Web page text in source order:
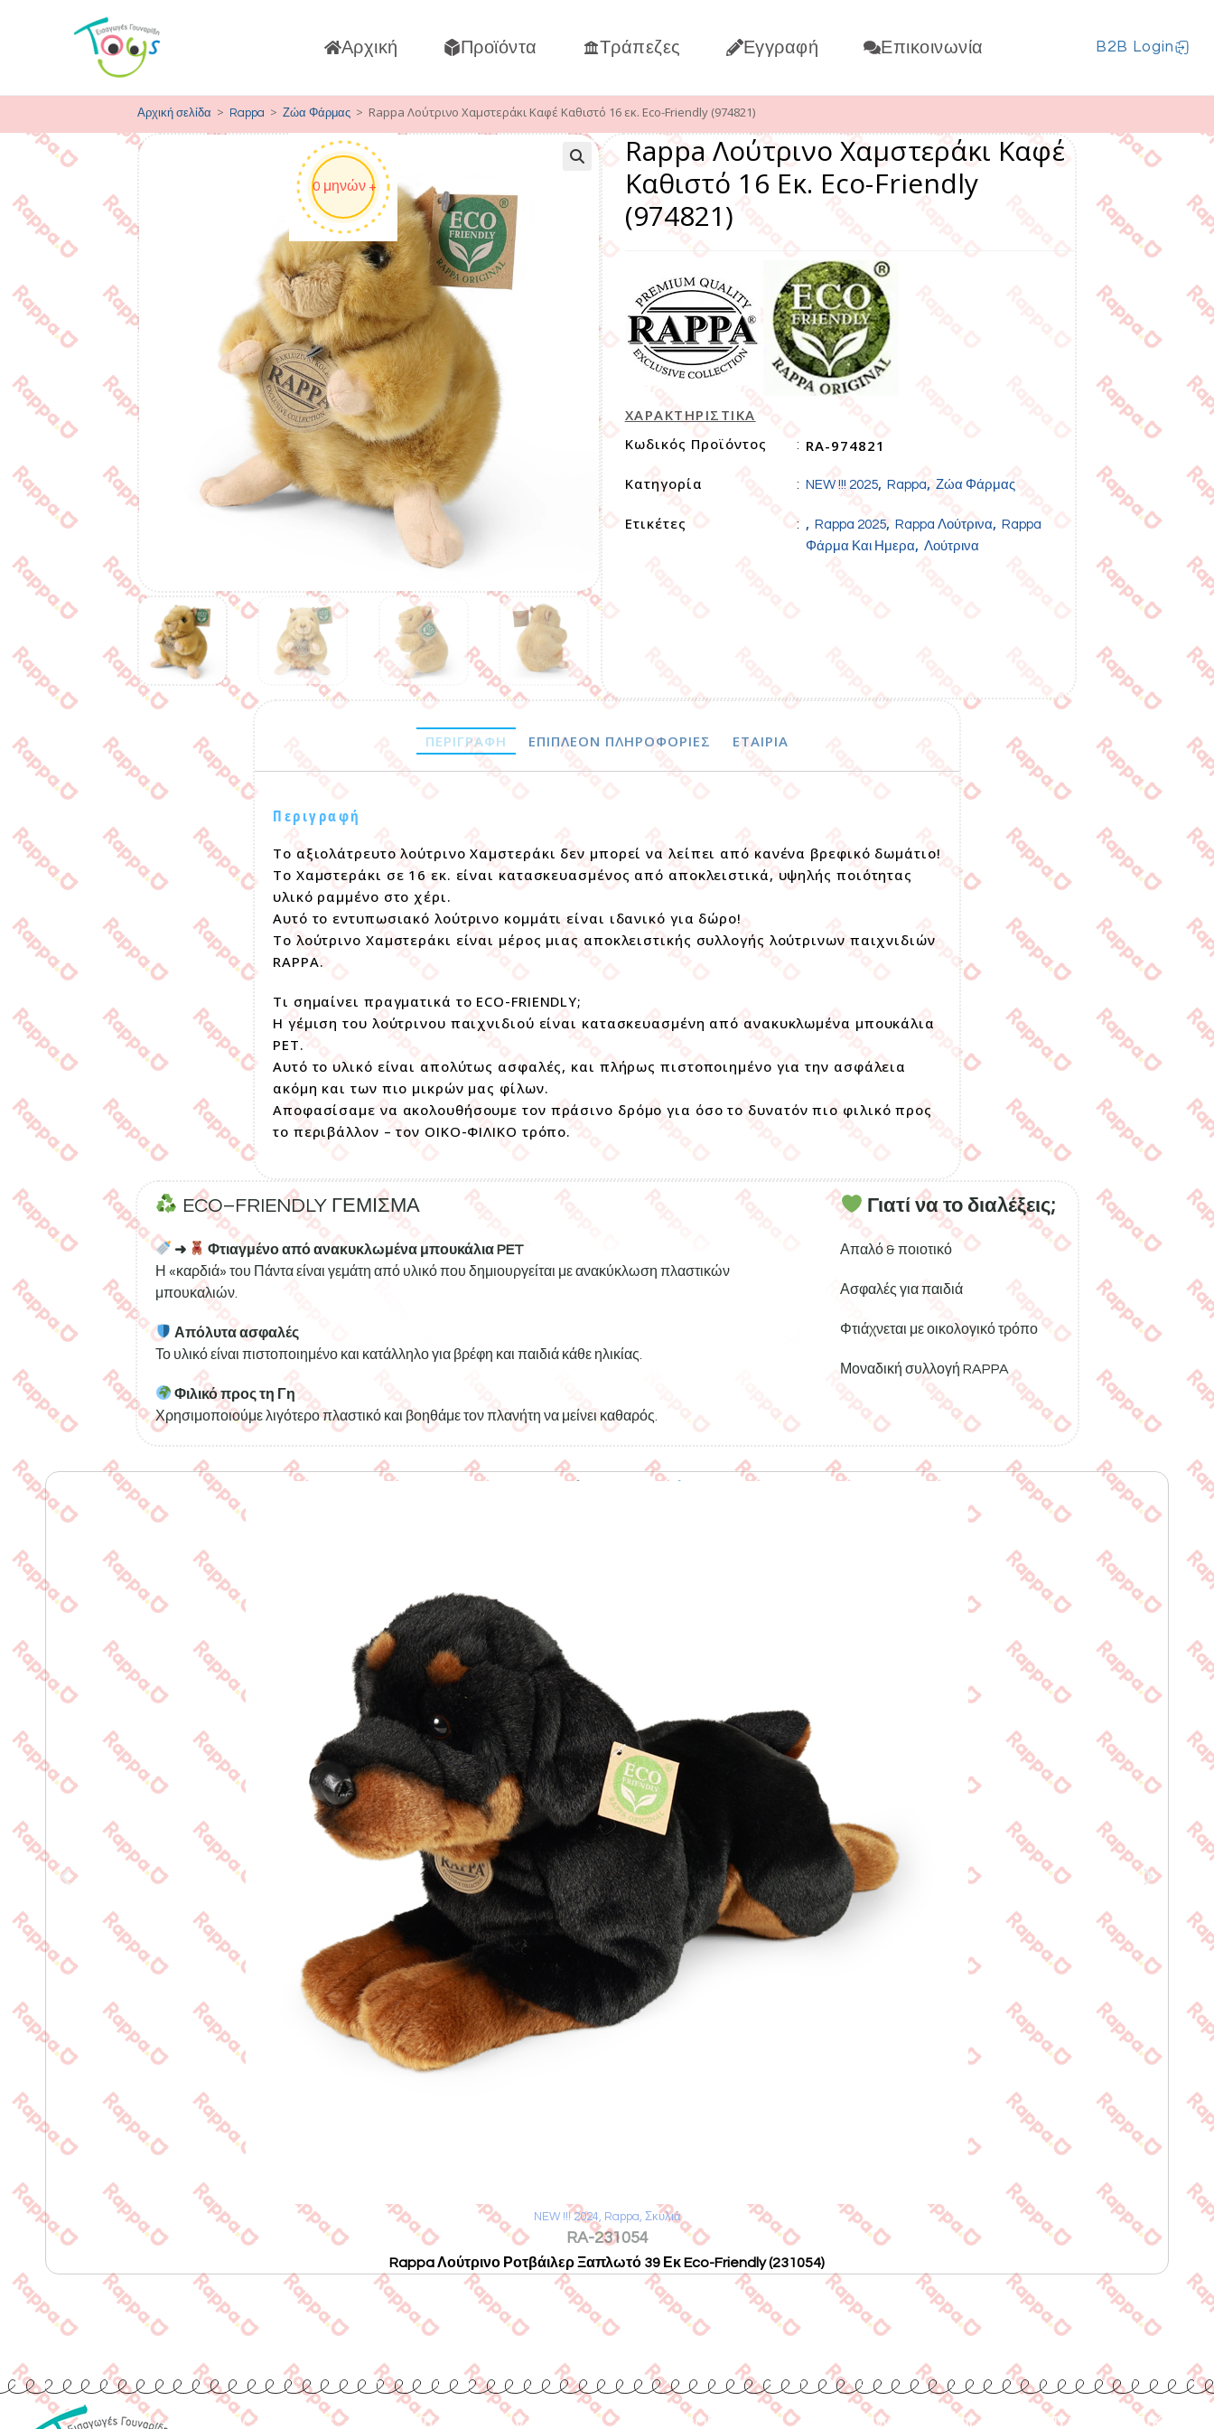
Αρχική Προϊόντα Τράπεζες Εγγραφή Επικοινωνία B2B Login
Αρχική σελίδα > Rappa > Ζώα Φάρμας > Rappa Λούτρινο Χαμστεράκι Καφέ Καθιστό 16 εκ. Eco-Friendly (974821)
0 μηνών +
Rappa Λούτρινο Χαμστεράκι Καφέ
Καθιστό 16 Εκ. Eco-Friendly
(974821)
ΧΑΡΑΚΤΗΡΙΣΤΙΚΑ
Κωδικός Προϊόντος
: RA-974821
Κατηγορία : NEW !!! 2025, Rappa, Ζώα Φάρμας
Ετικέτες : , Rappa 2025, Rappa Λούτρινα, Rappa
Φάρμα Και Ημερα, Λούτρινα
ΠΕΡΙΓΡΑΦΉ ΕΠΙΠΛΈΟΝ ΠΛΗΡΟΦΟΡΊΕΣ ΕΤΑΙΡΊΑ
Περιγραφή
Το αξιολάτρευτο λούτρινο Χαμστεράκι δεν μπορεί να λείπει από κανένα βρεφικό δωμάτιο!
Το Χαμστεράκι σε 16 εκ. είναι κατασκευασμένος από αποκλειστικά, υψηλής ποιότητας
υλικό ραμμένο στο χέρι.
Αυτό το εντυπωσιακό λούτρινο κομμάτι είναι ιδανικό για δώρο!
Το λούτρινο Χαμστεράκι είναι μέρος μιας αποκλειστικής συλλογής λούτρινων παιχνιδιών
RAPPA.
Τι σημαίνει πραγματικά το ECO-FRIENDLY;
Η γέμιση του λούτρινου παιχνιδιού είναι κατασκευασμένη από ανακυκλωμένα μπουκάλια
PET.
Αυτό το υλικό είναι απολύτως ασφαλές, και πλήρως πιστοποιημένο για την ασφάλεια
ακόμη και των πιο μικρών μας φίλων.
Αποφασίσαμε να ακολουθήσουμε τον πράσινο δρόμο για όσο το δυνατόν πιο φιλικό προς
το περιβάλλον – τον ΟΙΚΟ-ΦΙΛΙΚΟ τρόπο.
ECO–FRIENDLY ΓΕΜΙΣΜΑ
➜
Φτιαγμένο από ανακυκλωμένα μπουκάλια PET
Η «καρδιά» του Πάντα είναι γεμάτη από υλικό που δημιουργείται με ανακύκλωση πλαστικών
μπουκαλιών.
Απόλυτα ασφαλές
Το υλικό είναι πιστοποιημένο και κατάλληλο για βρέφη και παιδιά κάθε ηλικίας.
Φιλικό προς τη Γη
Χρησιμοποιούμε λιγότερο πλαστικό και βοηθάμε τον πλανήτη να μείνει καθαρός.
Γιατί να το διαλέξεις;
Απαλό & ποιοτικό
Ασφαλές για παιδιά
Φτιάχνεται με οικολογικό τρόπο
Μοναδική συλλογή RAPPA
NEW !!! 2024 Rappa Σκυλιά
RA-231054
Rappa Λούτρινο Ροτβάιλερ Ξαπλωτό 39 Εκ Eco-Friendly (231054)
Quick Links Επικοινωνία www.collecta.gr www.rappa.gr Αποκλειστικός